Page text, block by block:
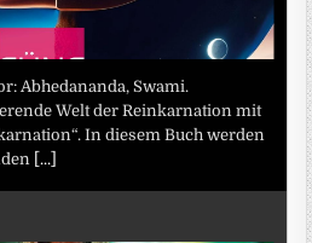
Abhedananda, Swami.
Welt der Reinkarnation mit
In diesem Buch werden
[...]